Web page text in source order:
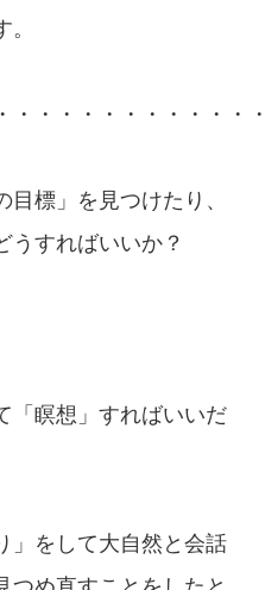
・・・・・・・・・・・
標」を見つけたり、
うすればいいか？
「瞑想」すればいいだ
」をして大自然と会話